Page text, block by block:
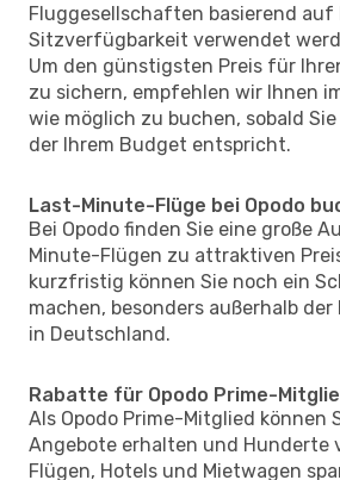
Fluggesellschaften basierend
Sitzverfügbarkeit verwendet
Um den günstigsten Preis für
zu sichern, empfehlen wir Ihnen
wie möglich zu buchen, sobald
der Ihrem Budget entspricht.
Last-Minute-Flüge bei Opodo
Bei Opodo finden Sie eine große
Minute-Flügen zu attraktiven
kurzfristig können Sie noch ein
machen, besonders außerhalb
in Deutschland.
Rabatte für Opodo Prime-
Als Opodo Prime-Mitglied können
Angebote erhalten und Hunderte
Flügen, Hotels und Mietwagen